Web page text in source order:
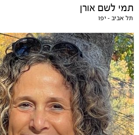
תמי לשם אורן
תל אביב - יפו